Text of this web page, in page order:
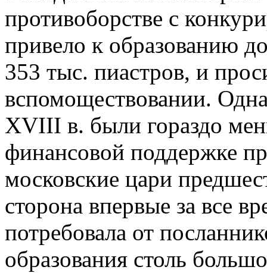
противоборстве с
привело к образованию
353 тыс. пиастров, и
вспомоществовании.
XVIII в. были гораздо
финансовой поддержке
московские цари
сторона впервые за все
потребовала от
образования столь